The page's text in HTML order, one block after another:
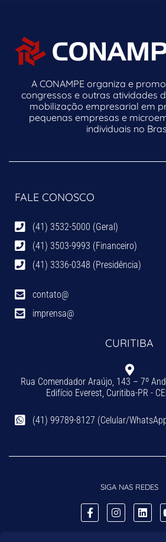
A CONAMPE organiza e
congressos e outras atividades
mobilização empresarial em
pequenas empresas e
individuais no
FALE CONOSCO
(41) 3532-5000 (Geral)
(41) 3503-9993 (Financeiro)
(41) 3336-0348 (Presidência)
contato@
imprensa@
CURITIBA
Rua Comendador Araújo, 143 – 7º
Edifício Everest, Curitiba-PR -
(41) 99789-8127 (Celular/
SIGA NAS REDES